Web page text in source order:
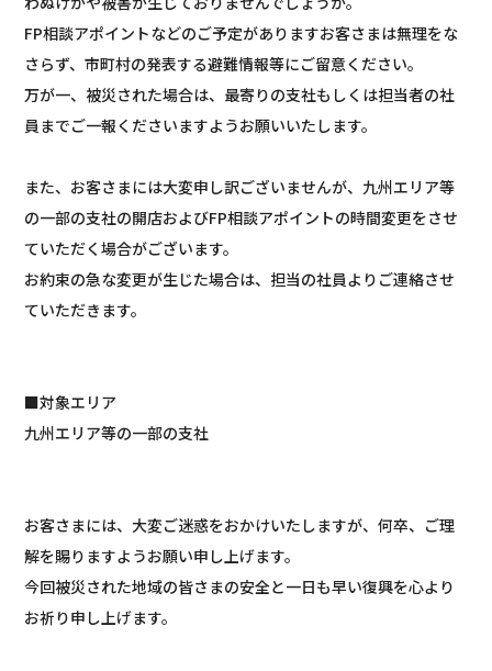
FP相談アポイントなどのご予定がありますお客さまは無理をな
さらず、市町村の発表する避難情報等にご留意ください。
万が一、被災された場合は、最寄りの支社もしくは担当者の社
員までご一報くださいますようお願いいたします。
また、お客さまには大変申し訳ございませんが、九州エリア等
の一部の支社の開店およびFP相談アポイントの時間変更をさせ
ていただく場合がございます。
お約束の急な変更が生じた場合は、担当の社員よりご連絡させ
ていただきます。
■対象エリア
九州エリア等の一部の支社
お客さまには、大変ご迷惑をおかけいたしますが、何卒、ご理
解を賜りますようお願い申し上げます。
今回被災された地域の皆さまの安全と一日も早い復興を心より
お祈り申し上げます。